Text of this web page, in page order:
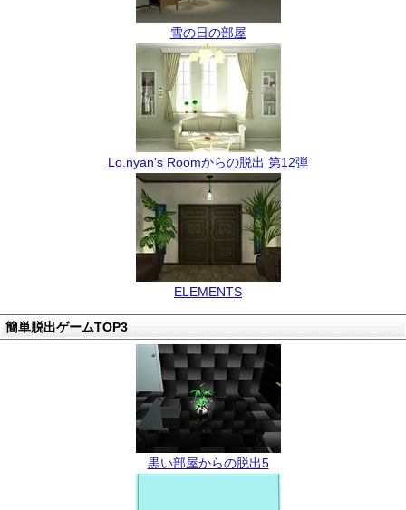
雪の日の部屋
Lo.nyan's Roomからの脱出 第12弾
ELEMENTS
簡単脱出ゲームTOP3
黒い部屋からの脱出5